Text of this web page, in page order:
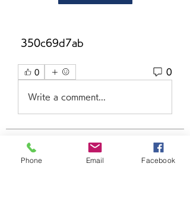
350c69d7ab
0 0
Write a comment...
グループについて
グループへようこそ！他のメンバー
Phone Email Facebook